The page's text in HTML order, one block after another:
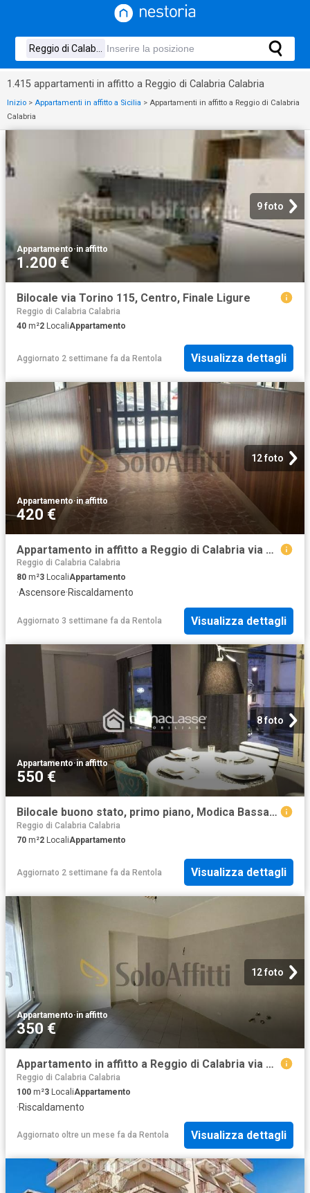
1.415 appartamenti in affitto a Reggio di Calabria Calabria
Inizio > Appartamenti in affitto a Sicilia > Appartamenti in affitto a Reggio di Calabria
Calabria
9 foto
Appartamento·in affitto
1.200 €
Bilocale via Torino 115, Centro, Finale Ligure
Reggio di Calabria Calabria
40 m²2 LocaliAppartamento
Aggiornato 2 settimane fa da Rentola Visualizza dettagli
12 foto
Appartamento·in affitto
420 €
Appartamento in affitto a Reggio di Calabria via Loreto Trav. Basile, 4, non arredato/vuoto, riscaldamento autonomo, ascensore TrovaCasa
Reggio di Calabria Calabria
80 m²3 LocaliAppartamento
·Ascensore·Riscaldamento
Aggiornato 3 settimane fa da Rentola Visualizza dettagli
8 foto
Appartamento·in affitto
550 €
Bilocale buono stato, primo piano, Modica Bassa, Modica
Reggio di Calabria Calabria
70 m²2 LocaliAppartamento
Aggiornato 2 settimane fa da Rentola Visualizza dettagli
12 foto
Appartamento·in affitto
350 €
Appartamento in affitto a Reggio di Calabria via Spirito Santo, non arredato/vuoto, riscaldamento autonomo, ristrutturato TrovaCasa
Reggio di Calabria Calabria
100 m²3 LocaliAppartamento
·Riscaldamento
Aggiornato oltre un mese fa da Rentola Visualizza dettagli